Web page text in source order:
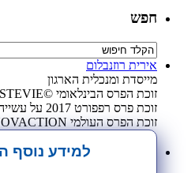
חפש
אירית רוזנבלום
מייסדת ומנכלית הארגון
זוכת הפרס הבינלאומי ©STEVIE לנשים פורצות דרך 2019
זוכת פרס רפפורט 2017 על עשייה נשית פורצת דרך
זוכת הפרס העולמי INNOVACTION לחדשנות ויצירתיות משפטית 2009
למידע נוסף